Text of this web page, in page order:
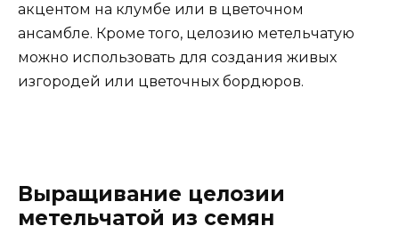
акцентом на клумбе или в цветочном
ансамбле. Кроме того, целозию метельчатую
можно использовать для создания живых
изгородей или цветочных бордюров.
Выращивание целозии
метельчатой из семян